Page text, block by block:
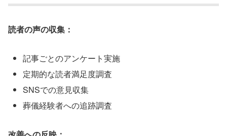
読者の声の収集：
記事ごとのアンケート実施
定期的な読者満足度調査
SNSでの意見収集
葬儀経験者への追跡調査